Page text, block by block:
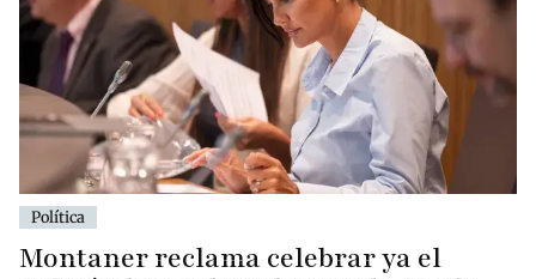
Política
Montaner reclama celebrar ya el